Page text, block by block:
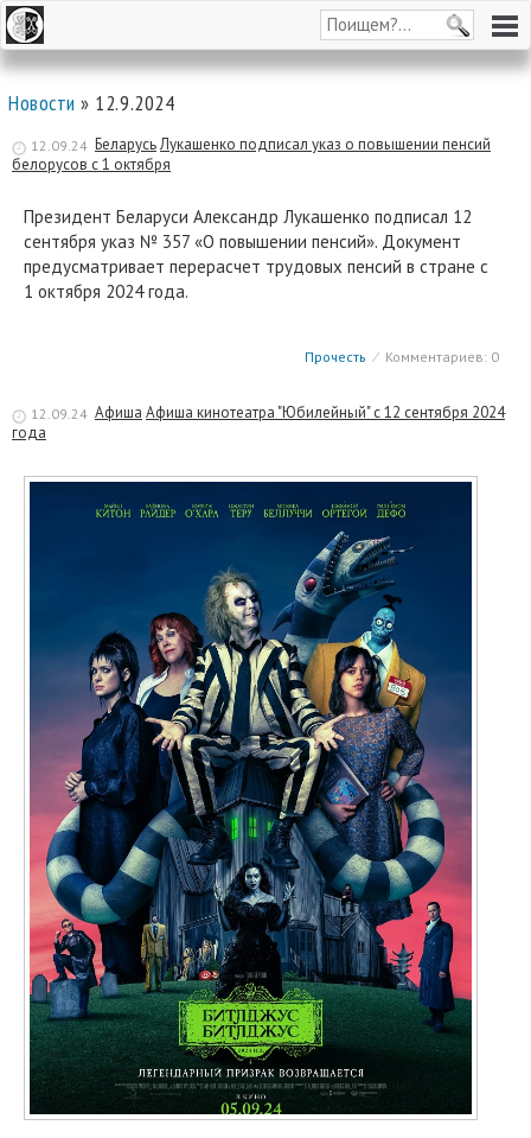
Новости » 12.9.2024
12.09.24 БеларусьЛукашенко подписал указ о повышении пенсий
белорусов с 1 октября
Президент Беларуси Александр Лукашенко подписал 12
сентября указ № 357 «О повышении пенсий». Документ
предусматривает перерасчет трудовых пенсий в стране с
1 октября 2024 года.
Прочесть ⁄ Комментариев: 0
12.09.24 Афиша Афиша кинотеатра "Юбилейный" c 12 сентября 2024
года